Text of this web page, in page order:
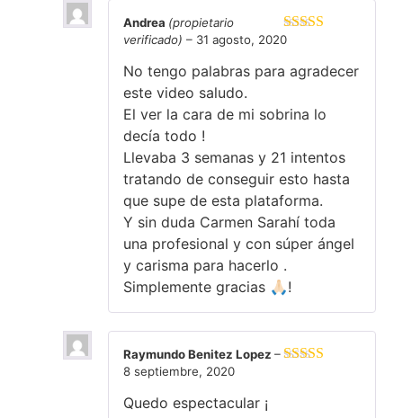
Valorado en
Andrea (propietario
verificado) – 31 agosto, 2020
No tengo palabras para agradecer
este video saludo.
El ver la cara de mi sobrina lo
decía todo !
Llevaba 3 semanas y 21 intentos
tratando de conseguir esto hasta
que supe de esta plataforma.
Y sin duda Carmen Sarahí toda
una profesional y con súper ángel
y carisma para hacerlo .
Simplemente gracias 🙏🏻!
Raymundo Benitez Lopez –
8 septiembre, 2020
Quedo espectacular ¡